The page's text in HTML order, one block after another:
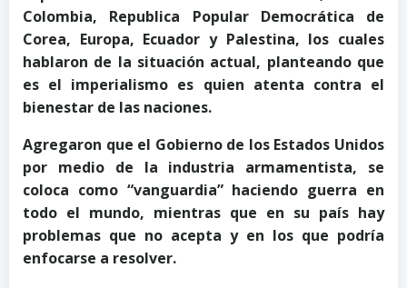
Colombia, Republica Popular Democrática de
Corea, Europa, Ecuador y Palestina, los cuales
hablaron de la situación actual, planteando que
es el imperialismo es quien atenta contra el
bienestar de las naciones.
Agregaron que el Gobierno de los Estados Unidos
por medio de la industria armamentista, se
coloca como “vanguardia” haciendo guerra en
todo el mundo, mientras que en su país hay
problemas que no acepta y en los que podría
enfocarse a resolver.